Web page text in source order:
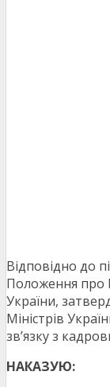
Відповідно до
Положення про
України,
Міністрів
зв’язку з
НАКАЗУЮ: